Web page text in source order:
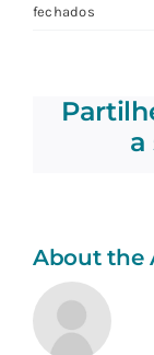
fechadosem
todos
autores
a
About the